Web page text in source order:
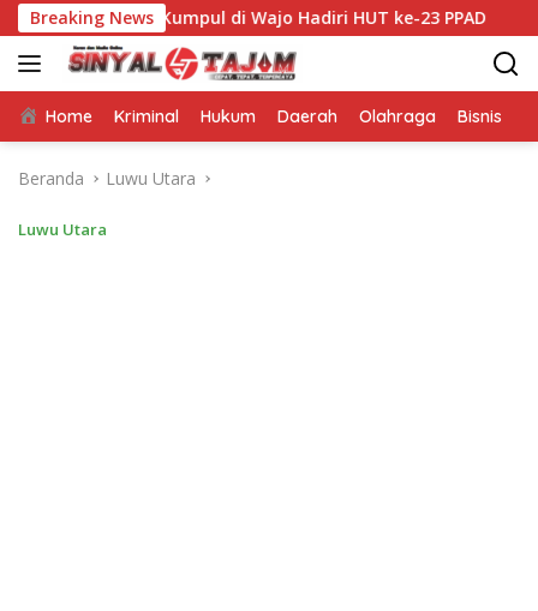
Langsung
ke
konten
Breaking News
Sulsel Kumpul di Wajo Hadiri HUT ke-23 PPAD Dari
Home Kriminal Hukum Daerah Olahraga Bisnis
Beranda Luwu Utara
Luwu Utara